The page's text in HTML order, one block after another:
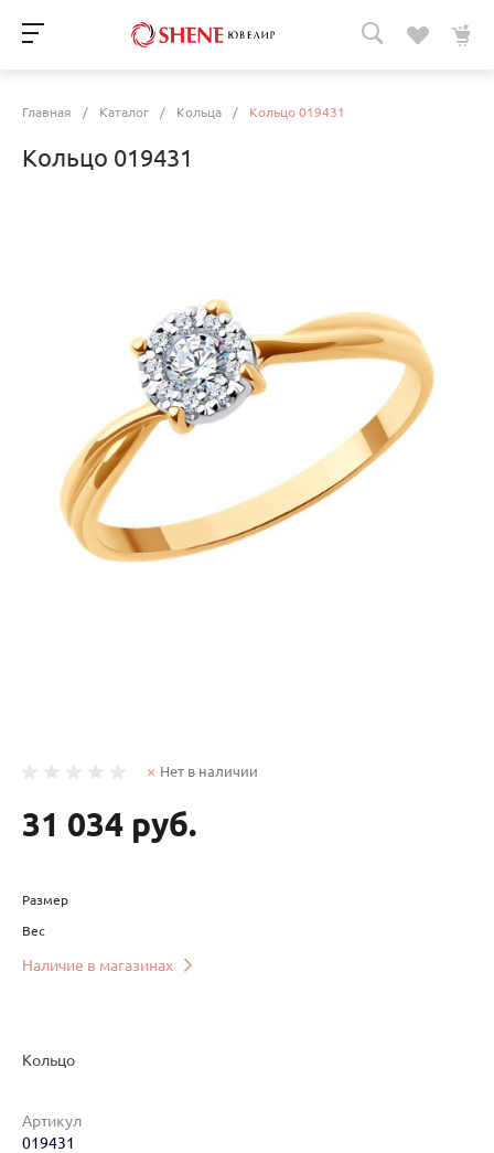
Главная / Каталог / Кольца / Кольцо 019431
Кольцо 019431
Нет в наличии
31 034 руб.
Размер
Вес
Наличие в магазинах
Наименование товара
Кольцо
Артикул
019431